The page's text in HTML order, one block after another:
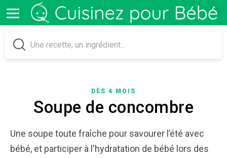
DÈS 4 MOIS
Soupe de concombre
Une soupe toute fraîche pour savourer l’été avec
bébé, et participer à l'hydratation de bébé lors des